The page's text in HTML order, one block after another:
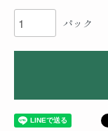
パック